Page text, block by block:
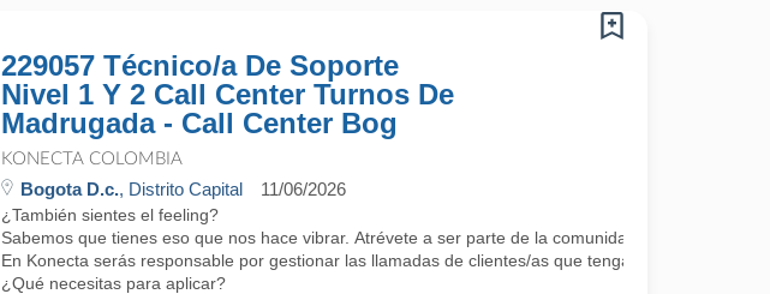
229057 Técnico/a De Soporte
Nivel 1 Y 2 Call Center Turnos De
Madrugada - Call Center Bog
KONECTA COLOMBIA
Bogota D.c., Distrito Capital 11/06/2026
¿También sientes el feeling?
Sabemos que tienes eso que nos hace vibrar. Atrévete a ser parte de la comunidad más cool; lo
En Konecta serás responsable por gestionar las llamadas de clientes/as que tengan algún
¿Qué necesitas para aplicar?